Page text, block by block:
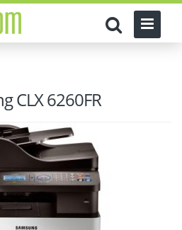
CLX 6260FR